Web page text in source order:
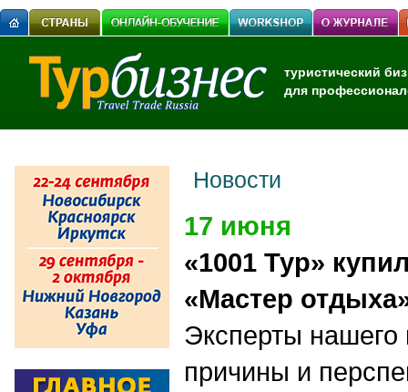
туристический
для
Новости
17 июня
«1001 Тур»
«Мастер
Эксперты
причины и